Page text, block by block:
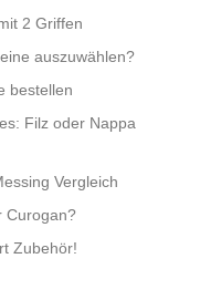
2 Griffen
auszuwählen?
bestellen
Filz oder Nappa
Vergleich
Curogan?
Zubehör!